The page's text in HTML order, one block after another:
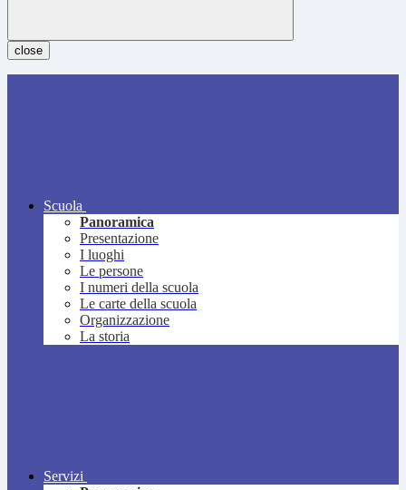
close
Scuola
Panoramica
Presentazione
I luoghi
Le persone
I numeri della scuola
Le carte della scuola
Organizzazione
La storia
Servizi